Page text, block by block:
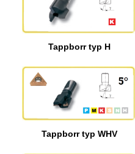
Tappborr typ H
Tappborr typ WHV